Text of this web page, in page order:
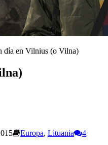
día en Vilnius (o Vilna)
Europa, Lituania
4